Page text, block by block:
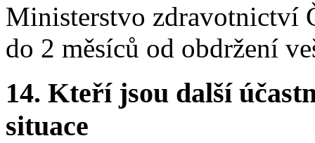
Ministerstvo zdravotnictví
do 2 měsíců od obdržení
14. Kteří jsou další
situace